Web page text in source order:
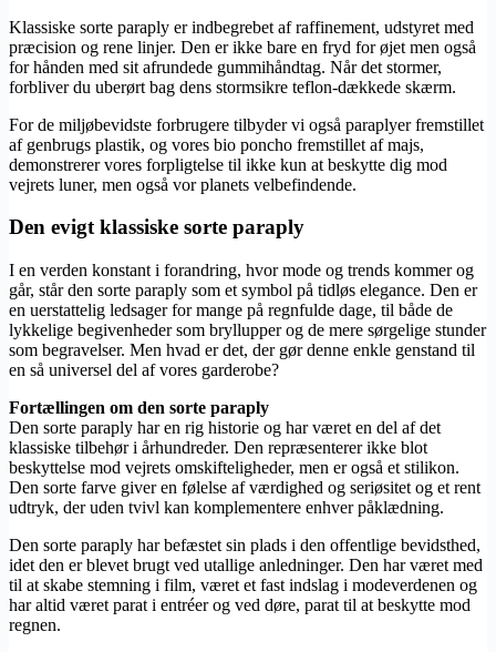
Klassiske sorte paraply er indbegrebet af raffinement, udstyret med
præcision og rene linjer. Den er ikke bare en fryd for øjet men også
for hånden med sit afrundede gummihåndtag. Når det stormer,
forbliver du uberørt bag dens stormsikre teflon-dækkede skærm.
For de miljøbevidste forbrugere tilbyder vi også paraplyer fremstillet
af genbrugs plastik, og vores bio poncho fremstillet af majs,
demonstrerer vores forpligtelse til ikke kun at beskytte dig mod
vejrets luner, men også vor planets velbefindende.
Den evigt klassiske sorte paraply
I en verden konstant i forandring, hvor mode og trends kommer og
går, står den sorte paraply som et symbol på tidløs elegance. Den er
en uerstattelig ledsager for mange på regnfulde dage, til både de
lykkelige begivenheder som bryllupper og de mere sørgelige stunder
som begravelser. Men hvad er det, der gør denne enkle genstand til
en så universel del af vores garderobe?
Fortællingen om den sorte paraply
Den sorte paraply har en rig historie og har været en del af det
klassiske tilbehør i århundreder. Den repræsenterer ikke blot
beskyttelse mod vejrets omskifteligheder, men er også et stilikon.
Den sorte farve giver en følelse af værdighed og seriøsitet og et rent
udtryk, der uden tvivl kan komplementere enhver påklædning.
Den sorte paraply har befæstet sin plads i den offentlige bevidsthed,
idet den er blevet brugt ved utallige anledninger. Den har været med
til at skabe stemning i film, været et fast indslag i modeverdenen og
har altid været parat i entréer og ved døre, parat til at beskytte mod
regnen.